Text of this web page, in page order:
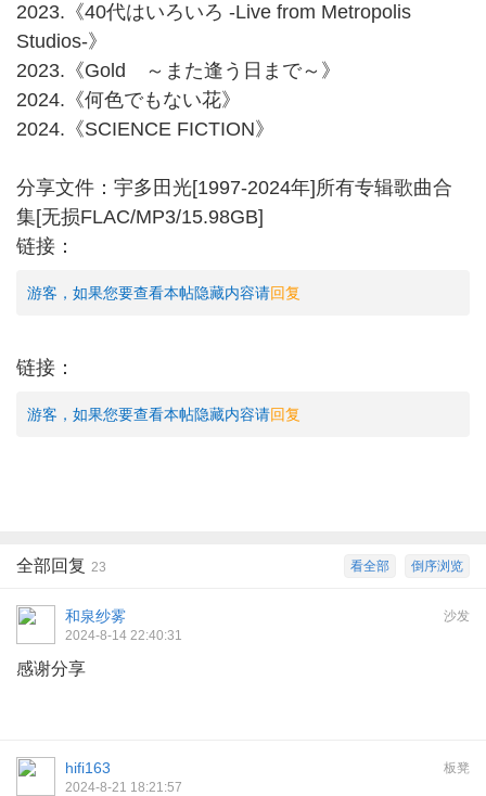
2023.《40代はいろいろ -Live from Metropolis
Studios-》
2023.《Gold ～また逢う日まで～》
2024.《何色でもない花》
2024.《SCIENCE FICTION》
分享文件：宇多田光[1997-2024年]所有专辑歌曲合
集[无损FLAC/MP3/15.98GB]
链接：
游客，如果您要查看本帖隐藏内容请回复
链接：
游客，如果您要查看本帖隐藏内容请回复
倒序浏览
看全部
全部回复 23
沙发
和泉纱雾
2024-8-14 22:40:31
感谢分享
板凳
hifi163
2024-8-21 18:21:57